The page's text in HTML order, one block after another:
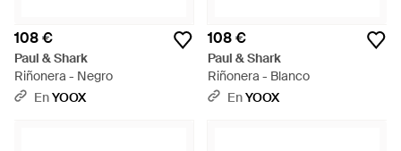
108 €
Paul & Shark
Riñonera - Negro
EnYOOX
108 €
Paul & Shark
Riñonera - Blanco
EnYOOX